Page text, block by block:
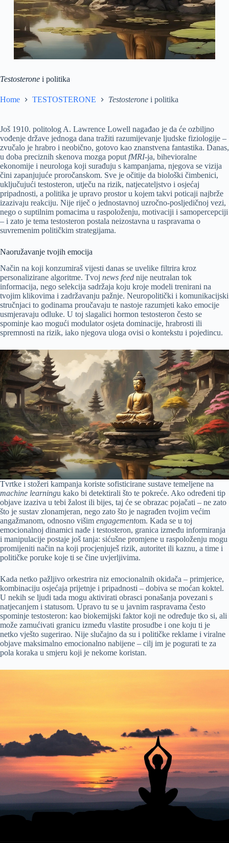
Testosterone i politika
Home TESTOSTERONE Testosterone i politika
Još 1910. politolog A. Lawrence Lowell nagađao je da će ozbiljno
vođenje države jednoga dana tražiti razumijevanje ljudske fiziologije –
zvučalo je hrabro i neobično, gotovo kao znanstvena fantastika. Danas,
u doba preciznih skenova mozga poput fMRI-ja, bihevioralne
ekonomije i neurologa koji surađuju s kampanjama, njegova se vizija
čini zapanjujuće proročanskom. Sve je očitije da biološki čimbenici,
uključujući testosteron, utječu na rizik, natjecateljstvo i osjećaj
pripadnosti, a politika je upravo prostor u kojem takvi poticaji najbrže
izazivaju reakciju. Nije riječ o jednostavnoj uzročno-posljedičnoj vezi,
nego o suptilnim pomacima u raspoloženju, motivaciji i samopercepciji
– i zato je tema testosteron postala neizostavna u raspravama o
suvremenim političkim strategijama.
Naoružavanje tvojih emocija
Način na koji konzumiraš vijesti danas se uvelike filtrira kroz
personalizirane algoritme. Tvoj news feed nije neutralan tok
informacija, nego selekcija sadržaja koju kroje modeli trenirani na
tvojim klikovima i zadržavanju pažnje. Neuropolitički i komunikacijski
stručnjaci to godinama proučavaju te nastoje razumjeti kako emocije
usmjeravaju odluke. U toj slagalici hormon testosteron često se
spominje kao mogući modulator osjeta dominacije, hrabrosti ili
spremnosti na rizik, iako njegova uloga ovisi o kontekstu i pojedincu.
Tvrtke i stožeri kampanja koriste sofisticirane sustave temeljene na
machine learningu kako bi detektirali što te pokreće. Ako određeni tip
objave izaziva u tebi žalost ili bijes, taj će se obrazac pojačati – ne zato
što je sustav zlonamjeran, nego zato što je nagrađen tvojim većim
angažmanom, odnosno višim engagementom. Kada se u toj
emocionalnoj dinamici nađe i testosteron, granica između informiranja
i manipulacije postaje još tanja: sićušne promjene u raspoloženju mogu
promijeniti način na koji procjenjuješ rizik, autoritet ili kaznu, a time i
političke poruke koje ti se čine uvjerljivima.
Kada netko pažljivo orkestrira niz emocionalnih okidača – primjerice,
kombinaciju osjećaja prijetnje i pripadnosti – dobiva se moćan koktel.
U nekih se ljudi tada mogu aktivirati obrasci ponašanja povezani s
natjecanjem i statusom. Upravo tu se u javnim raspravama često
spominje testosteron: kao biokemijski faktor koji ne određuje tko si, ali
može zamućivati granicu između vlastite prosudbe i one koju ti je
netko vješto sugerirao. Nije slučajno da su i političke reklame i viralne
objave maksimalno emocionalno nabijene – cilj im je pogurati te za
pola koraka u smjeru koji je nekome koristan.